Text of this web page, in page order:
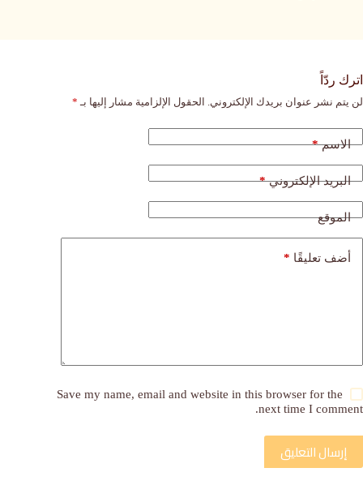
اترك ردّاً
لن يتم نشر عنوان بريدك الإلكتروني. الحقول الإلزامية مشار إليها بـ *
الاسم*
البريد الإلكتروني*
الموقع
أضف تعليقًا *
Save my name, email and website in this browser for the
next time I comment.
إرسال التعليق